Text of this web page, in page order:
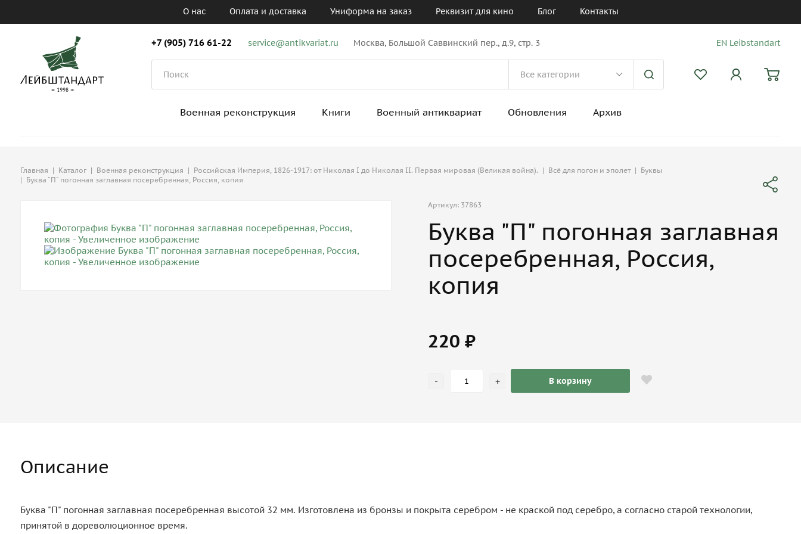
О нас Оплата и доставка Униформа на заказ Реквизит для кино Блог Контакты
+7 (905) 716 61-22 service@antikvariat.ru Москва, Большой Саввинский пер., д.9, стр. 3 EN Leibstandart
Военная реконструкция Книги Военный антиквариат Обновления Архив
Главная | Каталог | Военная реконструкция | Российская Империя, 1826-1917: от Николая I до Николая II. Первая мировая (Великая война). | Всё для погон и эполет | Буквы
| Буква "П" погонная заглавная посеребренная, Россия, копия
Артикул: 37863
Буква "П" погонная заглавная
посеребренная, Россия,
копия
220 ₽
- + В корзину
Описание
Буква "П" погонная заглавная посеребренная высотой 32 мм. Изготовлена из бронзы и покрыта серебром - не краской под серебро, а согласно старой технологии,
принятой в дореволюционное время.